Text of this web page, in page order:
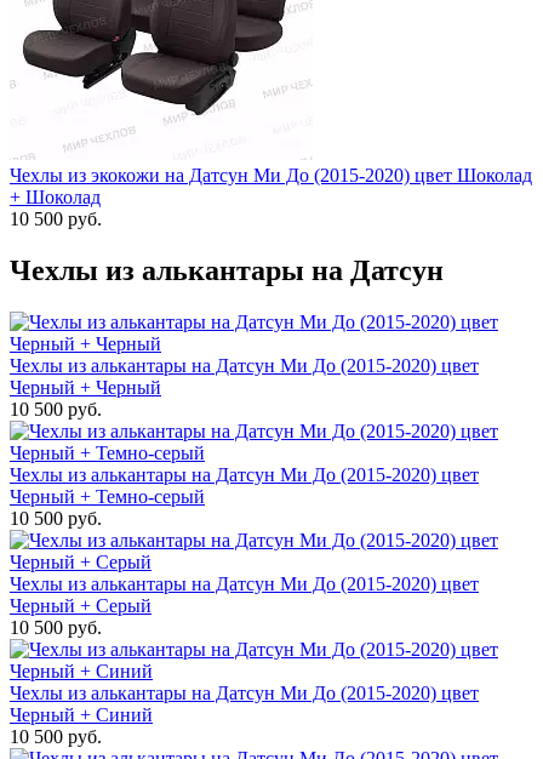
Чехлы из экокожи на Датсун Ми До (2015-2020) цвет Шоколад
+ Шоколад
10 500 руб.
Чехлы из алькантары на Датсун
Чехлы из алькантары на Датсун Ми До (2015-2020) цвет
Черный + Черный
10 500 руб.
Чехлы из алькантары на Датсун Ми До (2015-2020) цвет
Черный + Темно-серый
10 500 руб.
Чехлы из алькантары на Датсун Ми До (2015-2020) цвет
Черный + Серый
10 500 руб.
Чехлы из алькантары на Датсун Ми До (2015-2020) цвет
Черный + Синий
10 500 руб.